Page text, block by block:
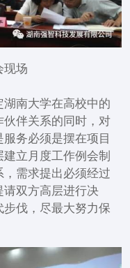
现场
南大学在高校中的
伴关系的同时，对
务必须是摆在项目
立月度工作例会制
需求提出必须经过
双方高层进行决
伐，尽最大努力保